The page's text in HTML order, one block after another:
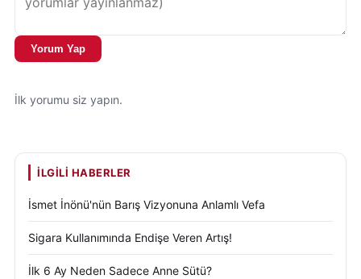
Yorum Yap
İlk yorumu siz yapın.
İLGILI HABERLER
İsmet İnönü'nün Barış Vizyonuna Anlamlı Vefa
Sigara Kullanımında Endişe Veren Artış!
İlk 6 Ay Neden Sadece Anne Sütü?